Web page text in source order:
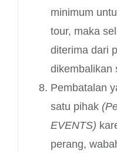
minimum
tour, maka
diterima dari
dikembalikan
Pembatalan
satu pihak
EVENTS)
perang,